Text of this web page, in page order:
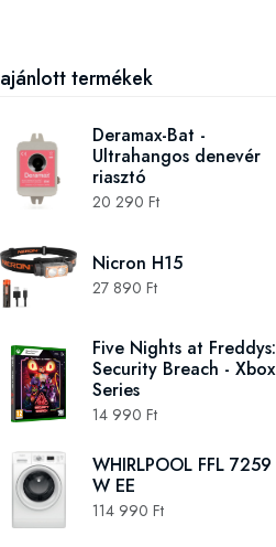
Szerszámok és gépek
ajánlott termékek
Deramax-Bat -
Ultrahangos denevér
riasztó
20 290 Ft
Nicron H15
27 890 Ft
Five Nights at Freddys:
Security Breach - Xbox
Series
14 990 Ft
WHIRLPOOL FFL 7259
W EE
114 990 Ft